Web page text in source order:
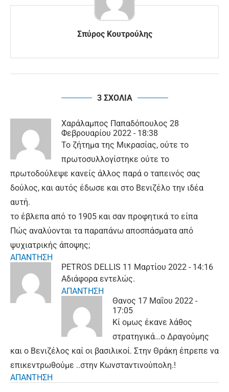
Σπύρος Κουτρούλης
3 ΣΧΟΛΙΑ
Χαράλαμπος Παπαδόπουλος 28
Φεβρουαρίου 2022 - 18:38
Το ζήτημα της Μικρασίας, ούτε το
πρωτοσυλλογίστηκε ούτε το
πρωτοδούλεψε κανείς άλλος παρά ο ταπεινός σας
δούλος, και αυτός έδωσε και στο Βενιζέλο την ιδέα
αυτή.
το έβλεπα από το 1905 και σαν προφητικά το είπα
Πώς αναλύονται τα παραπάνω αποσπάσματα από
ψυχιατρικής άποψης;
ΑΠΑΝΤΗΣΗ
PETROS DELLIS 11 Μαρτίου 2022 - 14:16
Αδιάφορα εντελώς.
ΑΠΑΝΤΗΣΗ
Θανος 17 Μαΐου 2022 -
17:05
Κί ομως έκανε λάθος
στρατηγικά…ο Δραγούμης
και ο Βενιζέλος καί οι βασιλικοί. Στην Θράκη έπρεπε να
επικεντρωθούμε ..στην Κωνσταντινούπολη.!
ΑΠΑΝΤΗΣΗ